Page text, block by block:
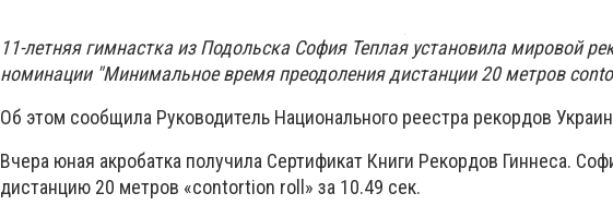
11-летняя гимнастка из Подольска София Теплая установила мировой
номинации "Минимальное время преодоления дистанции 20 метров
Об этом сообщила Руководитель Национального реестра рекордов
Вчера юная акробатка получила Сертификат Книги Рекордов Гиннеса.
дистанцию 20 метров «contortion roll» за 10.49 сек.